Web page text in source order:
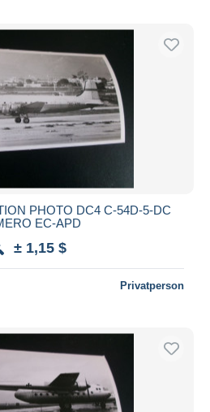
PHOTO DC4 C-54D-5-DC
EC-APD
± 1,15 $
Privatperson